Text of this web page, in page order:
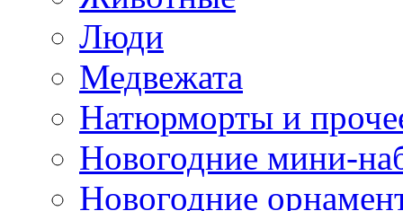
Люди
Медвежата
Натюрморты и
Новогодние мини-
Новогодние